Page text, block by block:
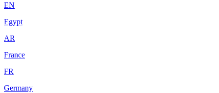
EN
Egypt
AR
France
FR
Germany